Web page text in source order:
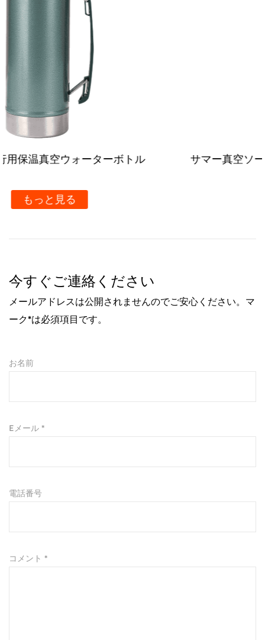
ユーザーC：「断熱性が高く、温度を長時間保ちます。
忙しい仕事生活に最適です。」
サマー真空ソーダタンブラー ストローハンドル付
今すぐご連絡ください
メールアドレスは公開されませんのでご安心ください。マ
ーク*は必須項目です。
お名前
Eメール *
電話番号
コメント *